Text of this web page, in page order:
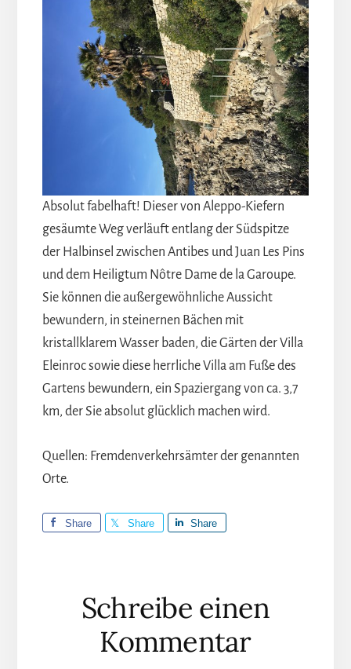
Absolut fabelhaft! Dieser von Aleppo-Kiefern
gesäumte Weg verläuft entlang der Südspitze
der Halbinsel zwischen Antibes und Juan Les Pins
und dem Heiligtum Nôtre Dame de la Garoupe.
Sie können die außergewöhnliche Aussicht
bewundern, in steinernen Bächen mit
kristallklarem Wasser baden, die Gärten der Villa
Eleinroc sowie diese herrliche Villa am Fuße des
Gartens bewundern, ein Spaziergang von ca. 3,7
km, der Sie absolut glücklich machen wird.
Quellen: Fremdenverkehrsämter der genannten
Orte.
Share Share Share
Leser-
Interaktionen
Schreibe einen
Kommentar